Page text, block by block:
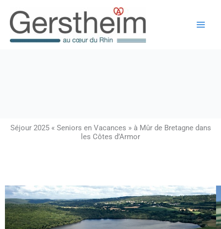
contenu
Séjour 2025 « Seniors en Vacances » à Mûr de Bretagne dans
les Côtes d’Armor